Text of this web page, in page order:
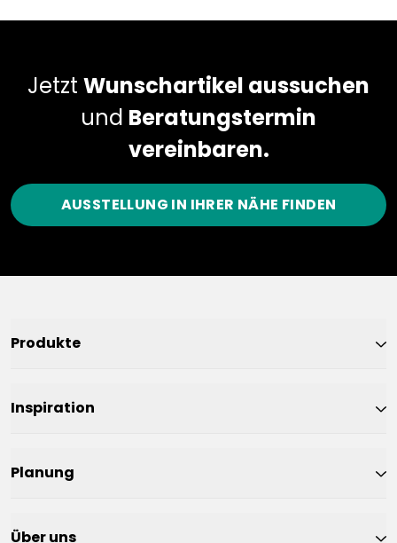
Jetzt Wunschartikel aussuchen
und Beratungstermin
vereinbaren.
AUSSTELLUNG IN IHRER NÄHE FINDEN
Produkte
Inspiration
Planung
Über uns